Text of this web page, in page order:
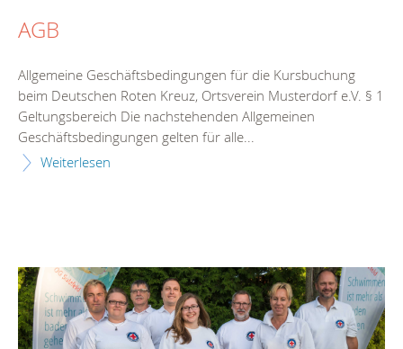
AGB
Allgemeine Geschäftsbedingungen für die Kursbuchung
beim Deutschen Roten Kreuz, Ortsverein Musterdorf e.V. § 1
Geltungsbereich Die nachstehenden Allgemeinen
Geschäftsbedingungen gelten für alle...
Weiterlesen